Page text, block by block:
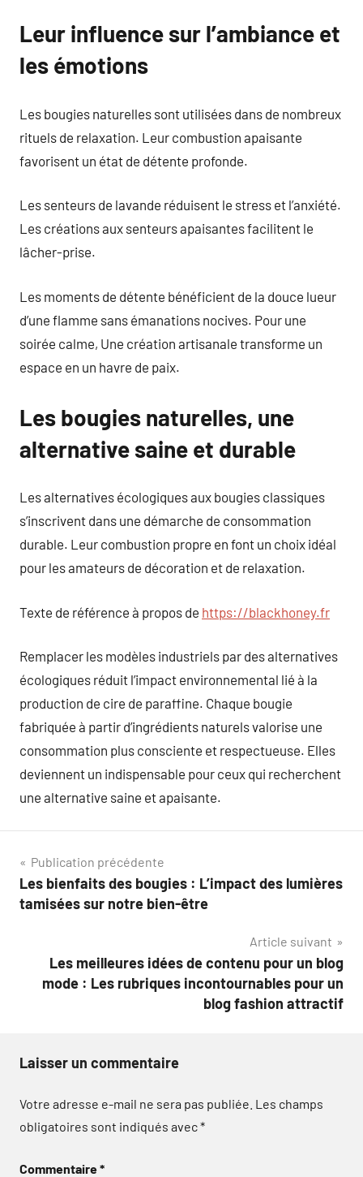
Leur influence sur l’ambiance et
les émotions
Les bougies naturelles sont utilisées dans de nombreux
rituels de relaxation. Leur combustion apaisante
favorisent un état de détente profonde.
Les senteurs de lavande réduisent le stress et l’anxiété.
Les créations aux senteurs apaisantes facilitent le
lâcher-prise.
Les moments de détente bénéficient de la douce lueur
d’une flamme sans émanations nocives. Pour une
soirée calme, Une création artisanale transforme un
espace en un havre de paix.
Les bougies naturelles, une
alternative saine et durable
Les alternatives écologiques aux bougies classiques
s’inscrivent dans une démarche de consommation
durable. Leur combustion propre en font un choix idéal
pour les amateurs de décoration et de relaxation.
Texte de référence à propos de https://blackhoney.fr
Remplacer les modèles industriels par des alternatives
écologiques réduit l’impact environnemental lié à la
production de cire de paraffine. Chaque bougie
fabriquée à partir d’ingrédients naturels valorise une
consommation plus consciente et respectueuse. Elles
deviennent un indispensable pour ceux qui recherchent
une alternative saine et apaisante.
Navigation
de
Publication précédente
Les bienfaits des bougies : L’impact des lumières
tamisées sur notre bien-être
Article suivant
Les meilleures idées de contenu pour un blog
mode : Les rubriques incontournables pour un
blog fashion attractif
Laisser un commentaire
Votre adresse e-mail ne sera pas publiée. Les champs
obligatoires sont indiqués avec*
Commentaire*